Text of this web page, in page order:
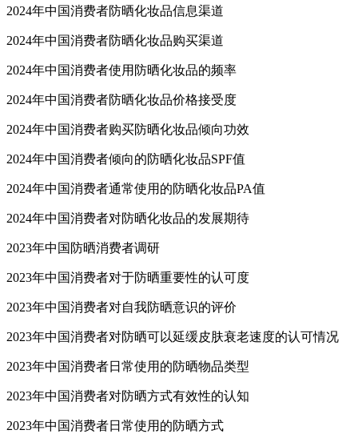
2024年中国消费者防晒化妆品信息渠道
2024年中国消费者防晒化妆品购买渠道
2024年中国消费者使用防晒化妆品的频率
2024年中国消费者防晒化妆品价格接受度
2024年中国消费者购买防晒化妆品倾向功效
2024年中国消费者倾向的防晒化妆品SPF值
2024年中国消费者通常使用的防晒化妆品PA值
2024年中国消费者对防晒化妆品的发展期待
2023年中国防晒消费者调研
2023年中国消费者对于防晒重要性的认可度
2023年中国消费者对自我防晒意识的评价
2023年中国消费者对防晒可以延缓皮肤衰老速度的认可情况
2023年中国消费者日常使用的防晒物品类型
2023年中国消费者对防晒方式有效性的认知
2023年中国消费者日常使用的防晒方式